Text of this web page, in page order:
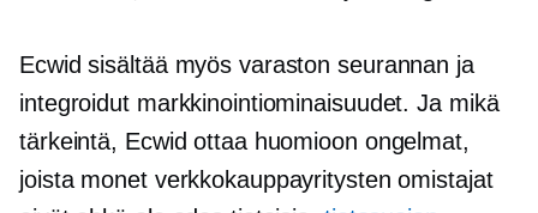
Ecwid sisältää myös varaston seurannan ja
integroidut markkinointiominaisuudet. Ja mikä
tärkeintä, Ecwid ottaa huomioon ongelmat,
joista monet verkkokauppayritysten omistajat